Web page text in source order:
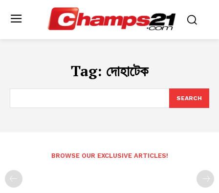
Tag: দোহাটেক
SEARCH
BROWSE OUR EXCLUSIVE ARTICLES!